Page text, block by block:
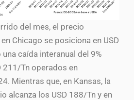
del mes, el precio
Chicago se posiciona en USD
caída interanual del 9%
211/Tn operados en
Mientras que, en Kansas, la
alcanza los USD 188/Tn y en